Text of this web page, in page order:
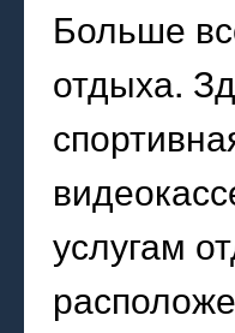
Больше
отдыха.
услугам